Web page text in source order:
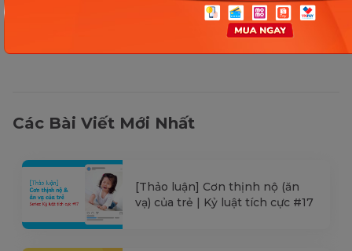
Các Bài Viết Mới Nhất
[Thảo luận] Cơn thịnh nộ (ăn
vạ) của trẻ | Kỷ luật tích cực #17